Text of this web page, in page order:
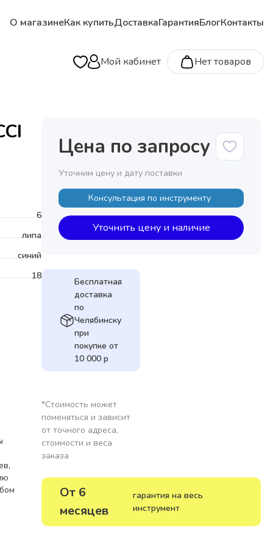
О магазинеКак купитьДоставкаГарантияБлогКонтакты
Мой кабинет Нет товаров
6
липа
синий
18
Материал грифа
Материал корпуса
Мензура
Цена по запросу
Уточним цену и дату поставки
Консультация по инструменту
Уточнить цену и наличие
Бесплатная
доставка
по
Челябинску
при
покупке от
10 000 р
*Стоимость может
поменяться и зависит
от точного адреса,
стоимости и веса
заказа
От 6
месяцев
гарантия на весь
инструмент